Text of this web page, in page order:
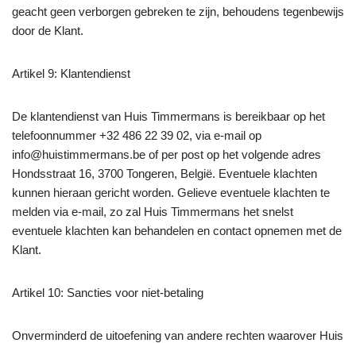
geacht geen verborgen gebreken te zijn, behoudens tegenbewijs
door de Klant.
Artikel 9: Klantendienst
De klantendienst van Huis Timmermans is bereikbaar op het
telefoonnummer +32 486 22 39 02, via e-mail op
info@huistimmermans.be of per post op het volgende adres
Hondsstraat 16, 3700 Tongeren, België. Eventuele klachten
kunnen hieraan gericht worden. Gelieve eventuele klachten te
melden via e-mail, zo zal Huis Timmermans het snelst
eventuele klachten kan behandelen en contact opnemen met de
Klant.
Artikel 10: Sancties voor niet-betaling
Onverminderd de uitoefening van andere rechten waarover Huis